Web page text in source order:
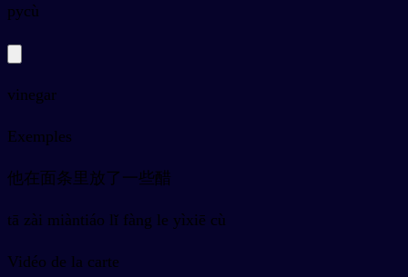
pycù
vinegar
Exemples
他在面条里放了一些醋
tā zài miàntiáo lǐ fàng le yìxiē cù
Vidéo de la carte